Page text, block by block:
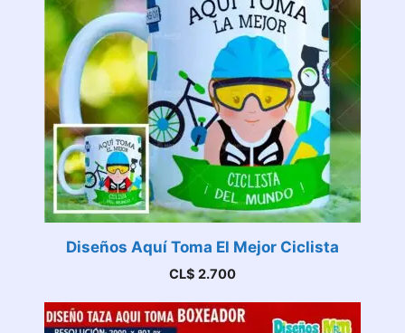
Diseños Aquí Toma El Mejor Ciclista
CL$ 2.700